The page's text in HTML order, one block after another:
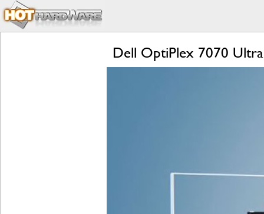
Dell OptiPlex 7070